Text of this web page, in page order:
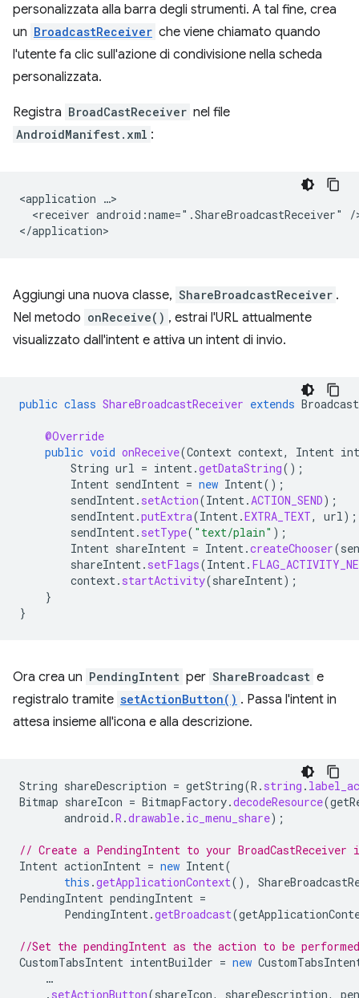
personalizzata alla barra degli strumenti. A tal fine, crea
un BroadcastReceiver che viene chiamato quando
l'utente fa clic sull'azione di condivisione nella scheda
personalizzata.
Registra BroadCastReceiver nel file
AndroidManifest.xml :
<application
<receiver android:name=".ShareBroadcastReceiver"
/
Aggiungi una nuova classe, ShareBroadcastReceiver .
Nel metodo onReceive() , estrai l'URL attualmente
visualizzato dall'intent e attiva un intent di invio.
public class ShareBroadcastReceiver extends
@Override
public void onReceive(Context context, Intent
String url = intent.getDataString();
Intent sendIntent = new Intent();
sendIntent. setAction(Intent.ACTION_SEND);
sendIntent.putExtra(Intent.EXTRA_TEXT, url);
sendIntent. setType( "text/plain" );
Intent shareIntent = Intent.createChooser(
shareIntent. setFlags(Intent.
context. startActivity(shareIntent);
}
}
Ora crea un PendingIntent per ShareBroadcast e
registralo tramite setActionButton() . Passa l'intent in
attesa insieme all'icona e alla descrizione.
String shareDescription = getString(R . string .
Bitmap shareIcon = BitmapFactory.decodeResource(
android .R .drawable. ic_menu_share);
// Create a PendingIntent to your BroadCastReceiver
Intent actionIntent = new Intent(
this .getApplicationContext(),
PendingIntent pendingIntent =
PendingIntent.getBroadcast(
//Set the pendingIntent as the action to be
CustomTabsIntent intentBuilder = new
…
. setActionButton(shareIcon, shareDescription,